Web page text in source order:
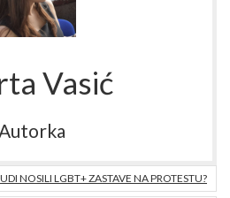
Vasić
NOSILI LGBT+ ZASTAVE NA PROTESTU?